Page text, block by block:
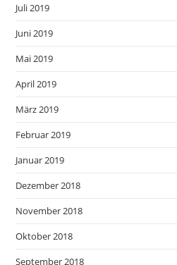
Juli 2019
Juni 2019
Mai 2019
April 2019
März 2019
Februar 2019
Januar 2019
Dezember 2018
November 2018
Oktober 2018
September 2018